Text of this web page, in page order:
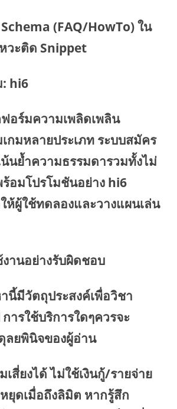
(FAQ/HowTo) ใน
หวะติด Snippet
hi6
อร์มความเพลิดเพลิน
กมหลายประเภท ระบบสมัคร
นย้ำความธรรมดารวมทั้งไม่
อมโปรโมชันอย่าง hi6
ห้ผู้ใช้ทดลองและวางแผนเล่น
านอย่างรับผิดชอบ
นี้มีวัตถุประสงค์เพื่อวิชา
ารใช้บริการใดๆควรจะ
ยพินิจของผู้อ่าน
เสี่ยงได้ ไม่ใช้เงินกู้/รายจ่าย
ยุดเมื่อถึงลิมิต หากรู้สึก